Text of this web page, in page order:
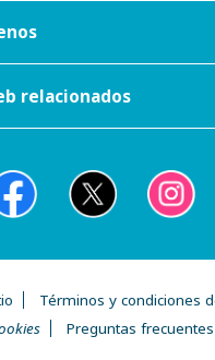
relacionados
Términos y condiciones
Preguntas frecuentes